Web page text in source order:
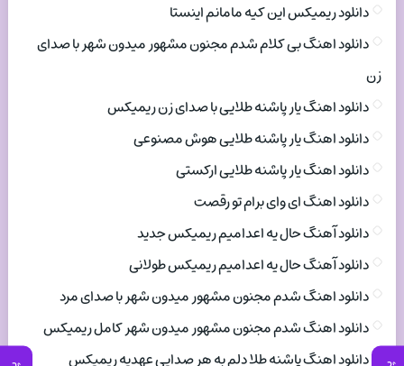
دانلود ریمیکس این کیه مامانم اینستا
دانلود اهنگ بی کلام شدم مجنون مشهور میدون شهر با صدای
زن
دانلود اهنگ یار پاشنه طلایی با صدای زن ریمیکس
دانلود اهنگ یار پاشنه طلایی هوش مصنوعی
دانلود اهنگ یار پاشنه طلایی ارکستی
دانلود اهنگ ای وای برام تو رقصت
دانلود آهنگ حال یه اعدامیم ریمیکس جدید
دانلود آهنگ حال یه اعدامیم ریمیکس طولانی
دانلود اهنگ شدم مجنون مشهور میدون شهر با صدای مرد
دانلود اهنگ شدم مجنون مشهور میدون شهر کامل ریمیکس
دانلود اهنگ پاشنه طلا دلم به هر صدایی عهدیه ریمیکس